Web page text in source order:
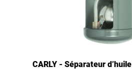
CARLY - Séparateur